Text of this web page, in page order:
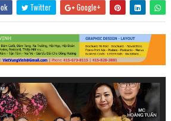
Twitter Google+